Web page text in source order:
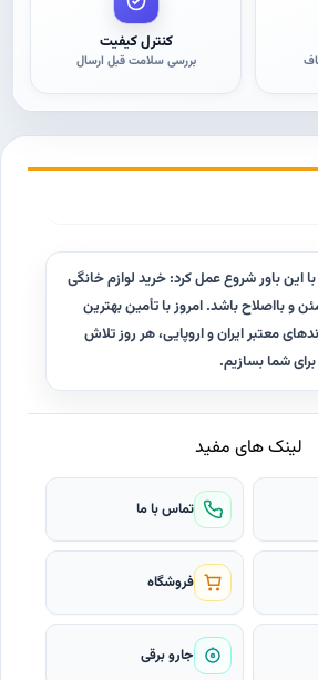
کنترل کیفیت
بررسی سلامت قبل ارسال
کیچن‌یو از سال ۱۳۹۹ با این باور شروع عمل کرد: خرید لوازم خانگی
و با‌اصلاح باشد. امروز با تأمین بهترین
معتبر ایران و اروپایی، هر روز تلاش
شما بسازیم.
لینک های مفید
تماس با ما
فروشگاه
جارو برقی